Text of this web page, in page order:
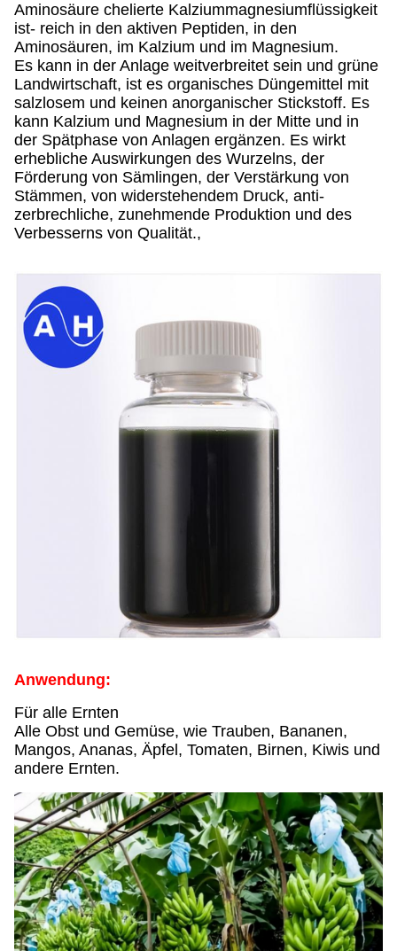
Aminosäure chelierte Kalziummagnesiumflüssigkeit
ist- reich in den aktiven Peptiden, in den
Aminosäuren, im Kalzium und im Magnesium.
Es kann in der Anlage weitverbreitet sein und grüne
Landwirtschaft, ist es organisches Düngemittel mit
salzlosem und keinen anorganischer Stickstoff. Es
kann Kalzium und Magnesium in der Mitte und in
der Spätphase von Anlagen ergänzen. Es wirkt
erhebliche Auswirkungen des Wurzelns, der
Förderung von Sämlingen, der Verstärkung von
Stämmen, von widerstehendem Druck, anti-
zerbrechliche, zunehmende Produktion und des
Verbesserns von Qualität.,
Anwendung:
Für alle Ernten
Alle Obst und Gemüse, wie Trauben, Bananen,
Mangos, Ananas, Äpfel, Tomaten, Birnen, Kiwis und
andere Ernten.